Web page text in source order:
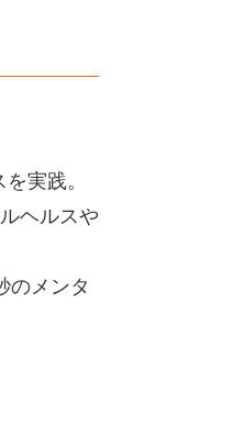
実践。
ヘルスや
のメンタ